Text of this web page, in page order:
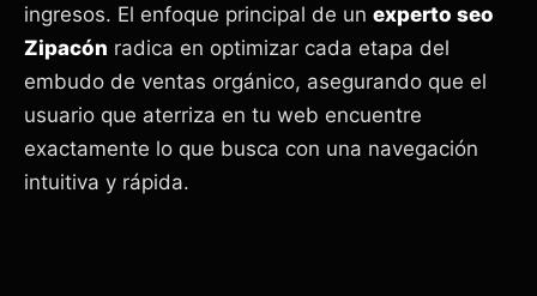
ingresos. El enfoque principal de un experto seo
Zipacón radica en optimizar cada etapa del
embudo de ventas orgánico, asegurando que el
usuario que aterriza en tu web encuentre
exactamente lo que busca con una navegación
intuitiva y rápida.